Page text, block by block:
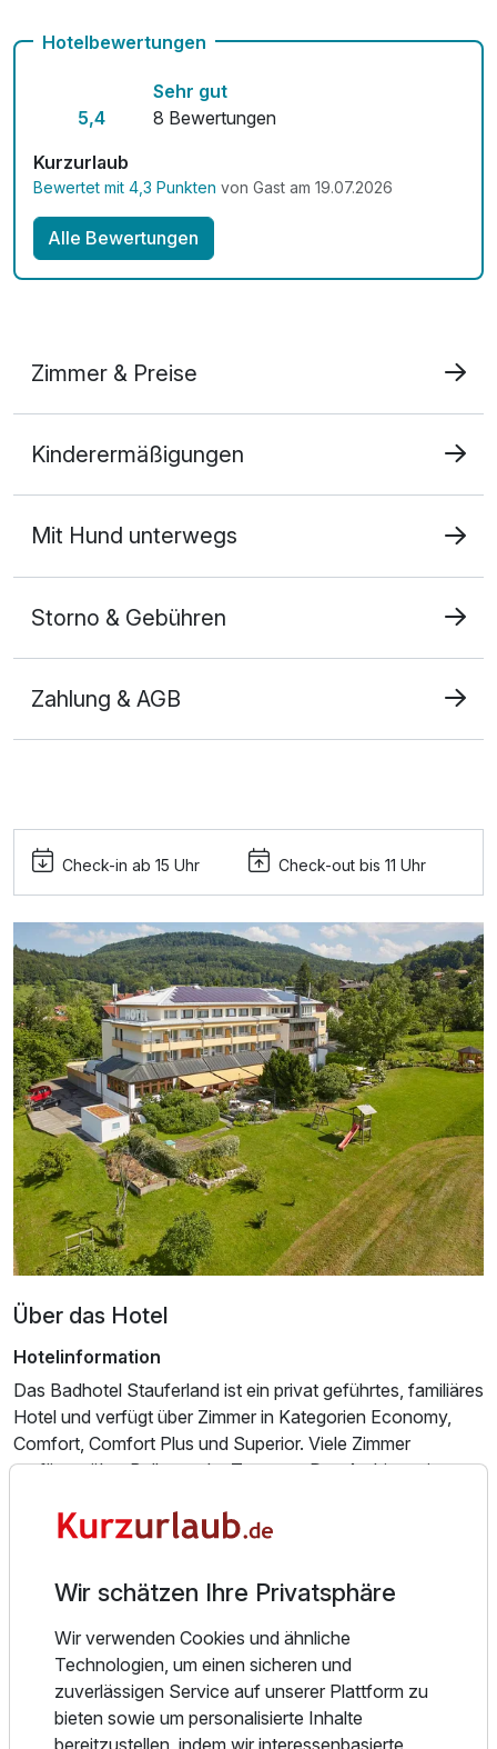
Hotelbewertungen
5,4
Sehr gut
8 Bewertungen
Kurzurlaub
Bewertet mit 4,3 Punkten von Gast am 19.07.2026
Alle Bewertungen
Zimmer & Preise
1 Erwachsenen
Ausstattung
Für 5 Tage p.P. ab510,00 €
Comfort Plus Zimmer
2 Erwachsene
Ausstattung
Für 5 Tage p.P. ab 434,00 €
Kinderermäßigungen
Mit Hund unterwegs
Storno & Gebühren
Zahlung & AGB
Check-in ab 15 Uhr Check-out bis 11 Uhr
Über das Hotel
Hotelinformation
Das Badhotel Stauferland ist ein privat geführtes, familiäres
Hotel und verfügt über Zimmer in Kategorien Economy,
Comfort, Comfort Plus und Superior. Viele Zimmer
verfügen über Balkon oder Terrasse. Das Ambiente ist
oberhalb von Bad Boll und eingebettet in Streuobstgärten.
Wandergebieten und ermöglicht es den Gästen, sowohl die
Ruhe des ländlichen Umfelds als auch die Nähe zur Stadt
zu genießen.
Zimmerinformation
In den insgesamt 45 gemütlich eingerichteten Zimmer, in
Wir schätzen Ihre Privatsphäre
Wir verwenden Cookies und ähnliche
Technologien, um einen sicheren und
zuverlässigen Service auf unserer Plattform zu
bieten sowie um personalisierte Inhalte